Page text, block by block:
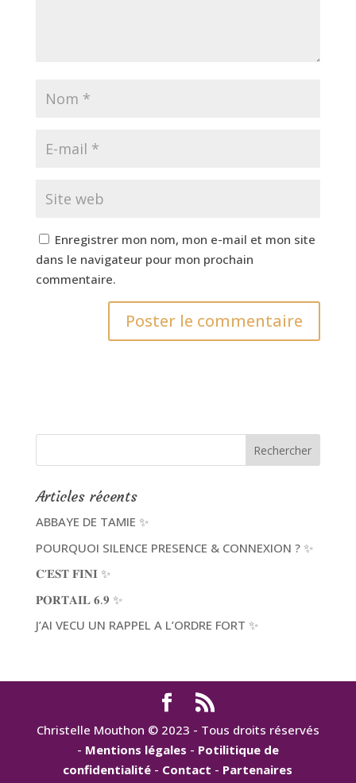
Enregistrer mon nom, mon e-mail et mon site
dans le navigateur pour mon prochain
commentaire.
Articles récents
ABBAYE DE TAMIE ✨
POURQUOI SILENCE PRESENCE & CONNEXION ? ✨
𝐂’𝐄𝐒𝐓 𝐅𝐈𝐍𝐈 ✨
𝐏𝐎𝐑𝐓𝐀𝐈𝐋 𝟔.𝟗 ✨
J’AI VECU UN RAPPEL A L’ORDRE FORT ✨
Christelle Mouthon © 2023 - Tous droits réservés
- Mentions légales - Potilitique de
confidentialité - Contact - Partenaires